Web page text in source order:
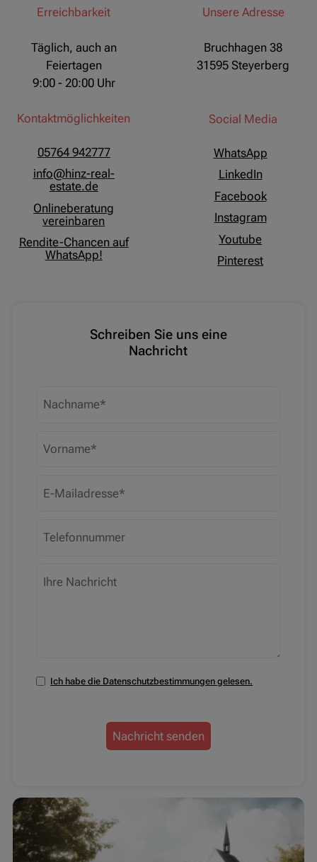
Erreichbarkeit
Täglich, auch an
Feiertagen
9:00 - 20:00 Uhr
Kontaktmöglichkeiten
05764 942777
info@hinz-real-
estate.de
Onlineberatung
vereinbaren
Rendite-Chancen auf
WhatsApp!
Unsere Adresse
Bruchhagen 38
31595 Steyerberg
Social Media
WhatsApp
LinkedIn
Facebook
Instagram
Youtube
Pinterest
Schreiben Sie uns eine
Nachricht
Ich habe die Datenschutzbestimmungen gelesen.
Nachricht senden